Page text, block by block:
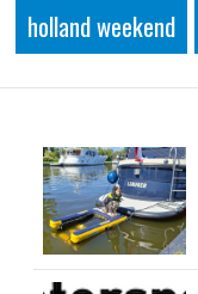
holland weekend